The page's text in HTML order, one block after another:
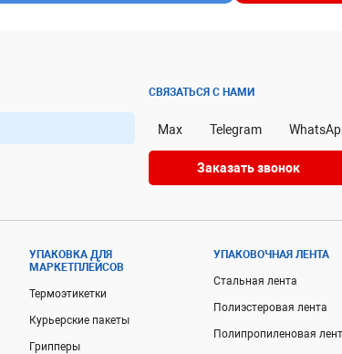
СВЯЗАТЬСЯ С НАМИ
Max Telegram
Заказать звонок
УПАКОВКА ДЛЯ
МАРКЕТПЛЕЙСОВ
Термоэтикетки
Курьерские пакеты
Грипперы
УПАКОВОЧНАЯ ЛЕНТА
Стальная лента
Полиэстеровая лента
Полипропиленовая